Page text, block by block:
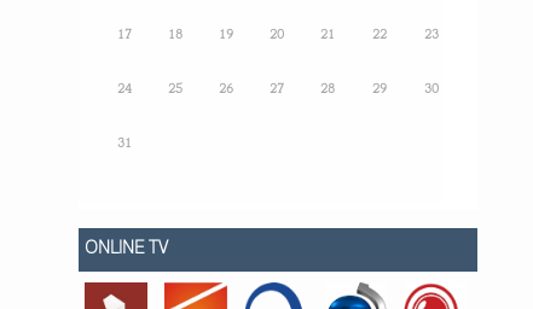
17 18 19 20 21 22 23
24 25 26 27 28 29 30
31
ONLINE TV